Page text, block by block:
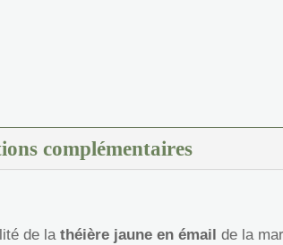
complémentaires
de la théière jaune en émail de la